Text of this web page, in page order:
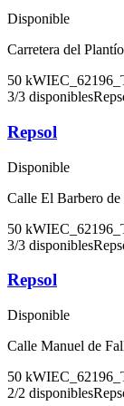
Disponible
Carretera del
50 kW
3/3 disponibles
Repsol
Disponible
Calle El Barbero de
50 kW
3/3 disponibles
Repsol
Disponible
Calle Manuel de
50 kW
2/2 disponibles